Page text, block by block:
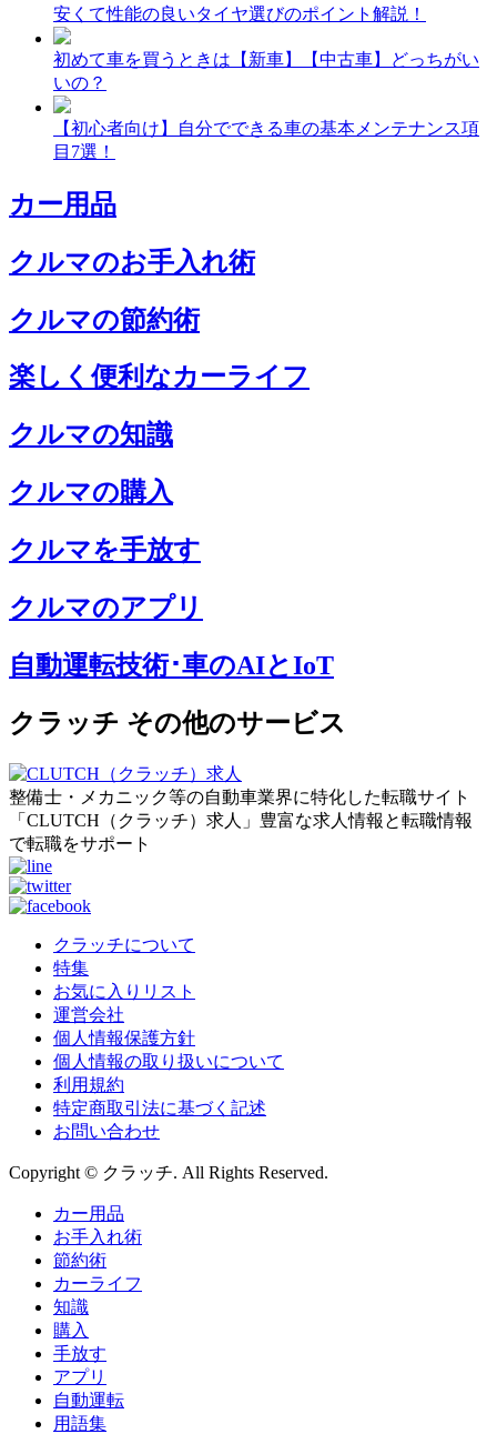
安くて性能の良いタイヤ選びのポイント解説！
初めて車を買うときは【新車】【中古車】どっちがい
いの？
【初心者向け】自分でできる車の基本メンテナンス項
目7選！
カー用品
クルマのお手入れ術
クルマの節約術
楽しく便利なカーライフ
クルマの知識
クルマの購入
クルマを手放す
クルマのアプリ
自動運転技術･車のAIとIoT
クラッチ その他のサービス
整備士・メカニック等の自動車業界に特化した転職サイト
「CLUTCH（クラッチ）求人」豊富な求人情報と転職情報
で転職をサポート
クラッチについて
特集
お気に入りリスト
運営会社
個人情報保護方針
個人情報の取り扱いについて
利用規約
特定商取引法に基づく記述
お問い合わせ
Copyright © クラッチ. All Rights Reserved.
カー用品
お手入れ術
節約術
カーライフ
知識
購入
手放す
アプリ
自動運転
用語集